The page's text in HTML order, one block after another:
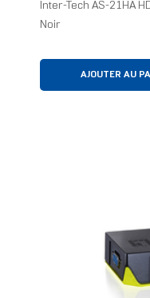
Inter-Tech AS-21HA
Noir
AJOUTER AU